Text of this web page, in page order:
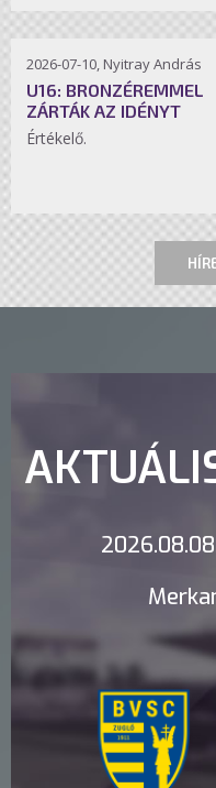
2026-07-10, Nyitray András
U16: BRONZÉREMMEL
ZÁRTÁK AZ IDÉNYT
Értékelő.